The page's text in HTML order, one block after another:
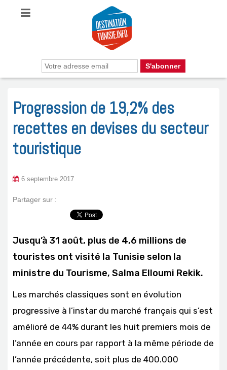
Progression de 19,2% des
recettes en devises du secteur
touristique
6 septembre 2017
Partager sur :
Jusqu’à 31 août, plus de 4,6 millions de
touristes ont visité la Tunisie selon la
ministre du Tourisme, Salma Elloumi Rekik.
Les marchés classiques sont en évolution
progressive à l’instar du marché français qui s’est
amélioré de 44% durant les huit premiers mois de
l’année en cours par rapport à la même période de
l’année précédente, soit plus de 400.000